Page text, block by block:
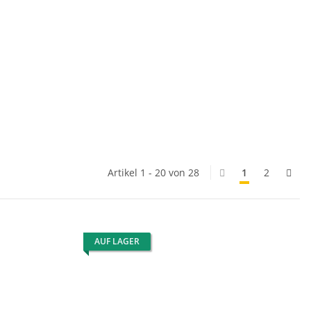
Artikel 1 - 20 von 28 1 2
AUF LAGER